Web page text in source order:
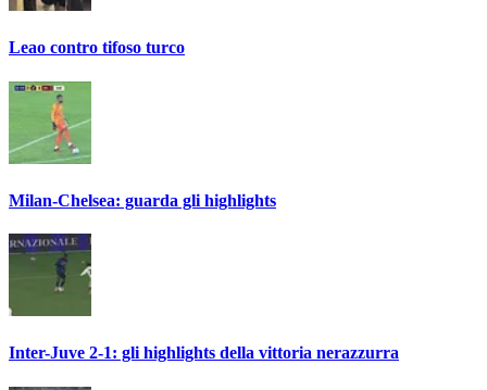
Leao contro tifoso turco
Milan-Chelsea: guarda gli highlights
Inter-Juve 2-1: gli highlights della vittoria nerazzurra